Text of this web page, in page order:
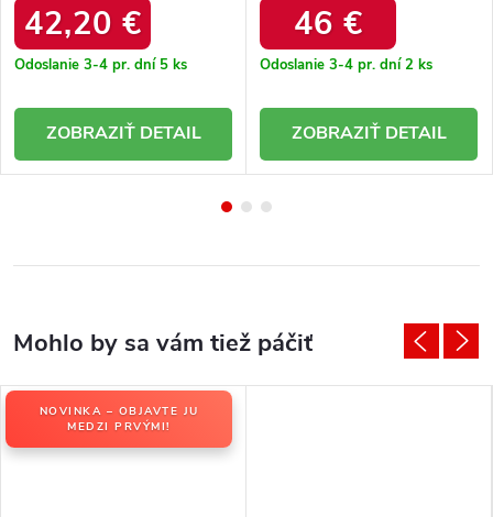
42,20 €
Odoslanie 3-4 pr. dní 5 ks
DETAIL
ROSE/DK.ROSE
46 €
Odoslanie 3-4 pr. dní2 ks
DETAIL
NOVINKA – OBJAVTE JU
MEDZI PRVÝMI!